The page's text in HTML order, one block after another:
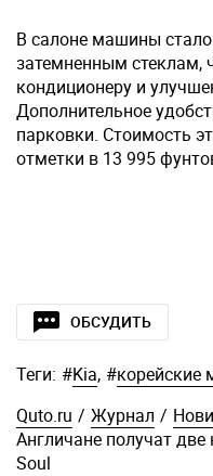
В салоне машины
затемненным стеклам,
кондиционеру и
Дополнительное
парковки. Стоимость
отметки в 13 995
ОБСУДИТЬ
Теги: #Kia, #
Quto.ru / Журнал /
Англичане получат
Soul